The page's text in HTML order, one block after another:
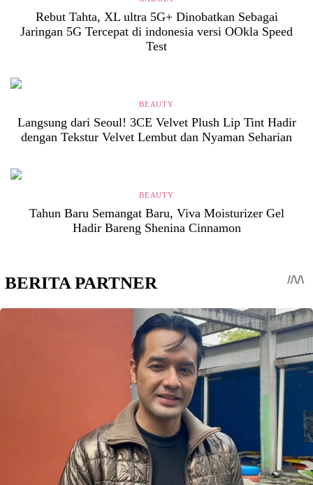
Rebut Tahta, XL ultra 5G+ Dinobatkan Sebagai
Jaringan 5G Tercepat di indonesia versi OOkla Speed
Test
BEAUTY
Langsung dari Seoul! 3CE Velvet Plush Lip Tint Hadir
dengan Tekstur Velvet Lembut dan Nyaman Seharian
BEAUTY
Tahun Baru Semangat Baru, Viva Moisturizer Gel
Hadir Bareng Shenina Cinnamon